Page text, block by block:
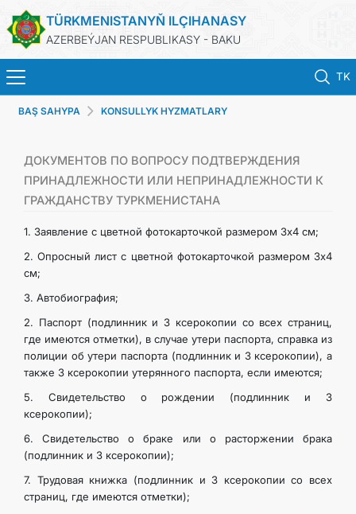
TÜRKMENISTANYŇ ILÇIHANASY
AZERBEÝJAN RESPUBLIKASY - BAKU
TK
BAŞ SAHYPA
HABARLAR
TÜRKMENISTAN
ARAGATNAŞYK
BAŞ SAHYPA KONSULLYK HYZMATLARY
ДОКУМЕНТОВ ПО ВОПРОСУ ПОДТВЕРЖДЕНИЯ
ПРИНАДЛЕЖНОСТИ ИЛИ НЕПРИНАДЛЕЖНОСТИ К
ГРАЖДАНСТВУ ТУРКМЕНИСТАНА
1. Заявление с цветной фотокарточкой размером 3x4 см;
2. Опросный лист с цветной фотокарточкой размером 3x4
см;
3. Автобиография;
2. Паспорт (подлинник и 3 ксерокопии со всех страниц,
где имеются отметки), в случае утери паспорта, справка из
полиции об утери паспорта (подлинник и 3 ксерокопии), а
также 3 ксерокопии утерянного паспорта, если имеются;
5. Свидетельство о рождении (подлинник и 3
ксерокопии);
6. Свидетельство о браке или о расторжении брака
(подлинник и 3 ксерокопии);
7. Трудовая книжка (подлинник и 3 ксерокопии со всех
страниц, где имеются отметки);